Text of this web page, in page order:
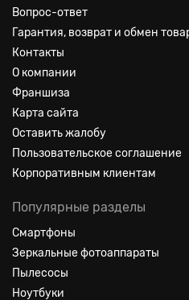
Вопрос-ответ
Гарантия, возврат и обмен
Контакты
О компании
Франшиза
Карта сайта
Оставить жалобу
Пользовательское соглашение
Корпоративным клиентам
Популярные разделы
Смартфоны
Зеркальные фотоаппараты
Пылесосы
Ноутбуки